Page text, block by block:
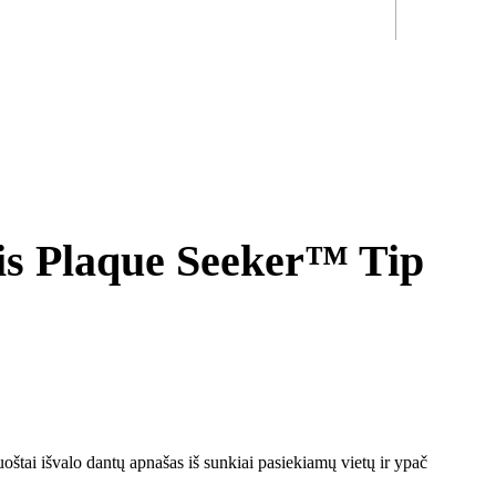
Plaque Seeker™ Tip
išvalo dantų apnašas iš sunkiai pasiekiamų vietų ir ypač